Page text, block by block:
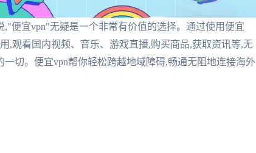
便宜vpn"无疑是一个非常有价值的选择。通过使用便宜
,观看国内视频、音乐、游戏直播,购买商品,获取资讯等,无
切。便宜vpn帮你轻松跨越地域障碍,畅通无阻地连接海外